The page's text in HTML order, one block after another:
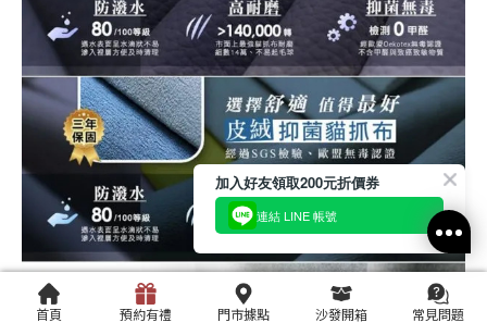
首頁 預約有禮 門市據點 沙發開箱 常見問題
加入好友領取200元折價券
連結 LINE 帳號